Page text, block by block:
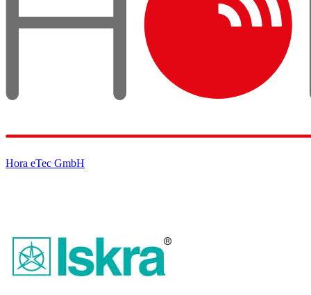
Hora eTec GmbH